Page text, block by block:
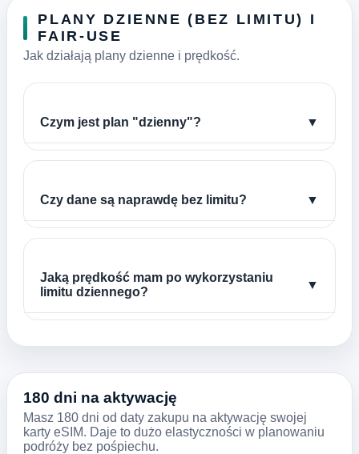
PLANY DZIENNE (BEZ LIMITU) I
FAIR-USE
Jak działają plany dzienne i prędkość.
Czym jest plan "dzienny"? ▼
Czy dane są naprawdę bez limitu? ▼
Jaką prędkość mam po wykorzystaniu
limitu dziennego?
▼
180 dni na aktywację
Masz 180 dni od daty zakupu na aktywację swojej
karty eSIM. Daje to dużo elastyczności w planowaniu
podróży bez pośpiechu.